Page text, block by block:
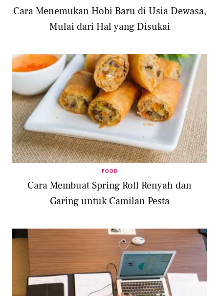
Cara Menemukan Hobi Baru di Usia Dewasa,
Mulai dari Hal yang Disukai
FOOD
Cara Membuat Spring Roll Renyah dan
Garing untuk Camilan Pesta